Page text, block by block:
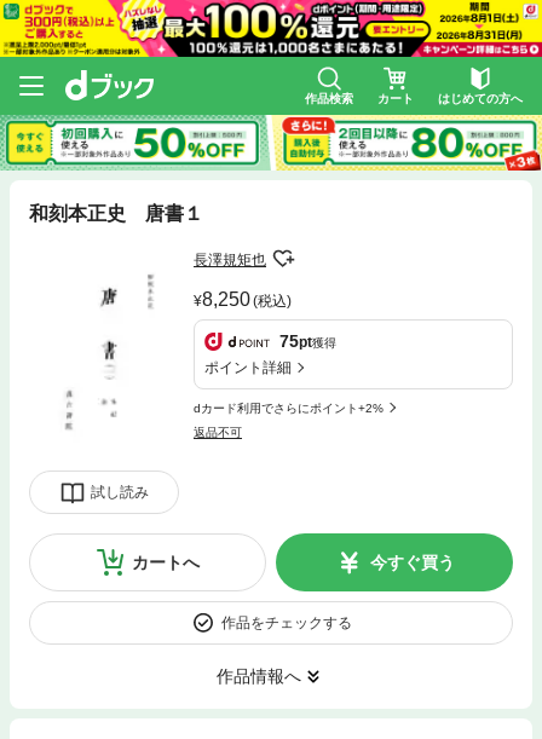
作品検索 カート はじめての方へ
和刻本正史 唐書１
試し読み
長澤規矩也
8,250(税込)
75pt獲得
ポイント詳細
dカード利用でさらにポイント+2%
返品不可
カートへ 今すぐ買う
作品をチェックする
作品情報へ